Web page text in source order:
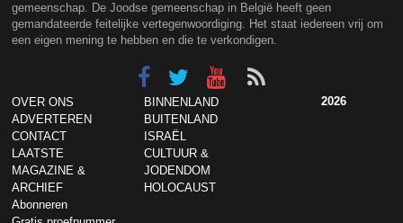
gemeenschap. De Joodse gemeenschap in België heeft geen
gemandateerde feitelijke vertegenwoordiging. Het staat iedereen vrij om
een eigen mening te hebben en die te verkondigen.
OVER ONS
ADVERTEREN
CONTACT
LAATSTE
MAGAZINE &
ARCHIEF
Abonneren
BINNENLAND
BUITENLAND
ISRAËL
CULTUUR &
JODENDOM
HOLOCAUST
2026